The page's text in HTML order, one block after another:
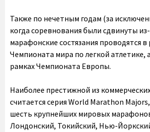
Также по нечетным годам (за
когда соревнования были сдвинуты
марафонские состязания проводятся в
Чемпионата мира по легкой атлетике,
рамках Чемпионата Европы.
Наиболее престижной из
считается серия World Marathon
шесть крупнейших мировых
Лондонский, Токийский, Нью-